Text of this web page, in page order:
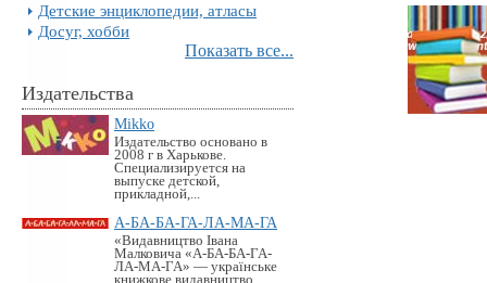
Детские энциклопедии, атласы
Досуг, хобби
Показать все...
Издательства
Mikko
Издательство основано в
2008 г в Харькове.
Специализируется на
выпуске детской,
прикладной,...
А-БА-БА-ГА-ЛА-МА-ГА
«Видавництво Івана
Малковича «А-БА-БА-ГА-
ЛА-МА-ГА» — українське
книжкове видавництво,